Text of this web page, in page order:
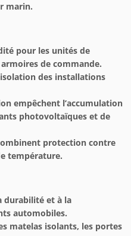
marin.
pour les unités de
de commande.
des installations
empêchent l’accumulation
photovoltaïques et de
protection contre
température.
durabilité et à la
automobiles.
matelas isolants, les portes